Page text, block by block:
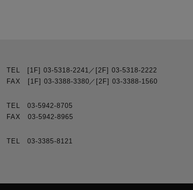
TEL [1F] 03-5318-2241／[2F] 03-5318-2222
FAX [1F] 03-3388-3380／[2F] 03-3388-1560
TEL 03-5942-8705
FAX 03-5942-8965
TEL 03-3385-8121